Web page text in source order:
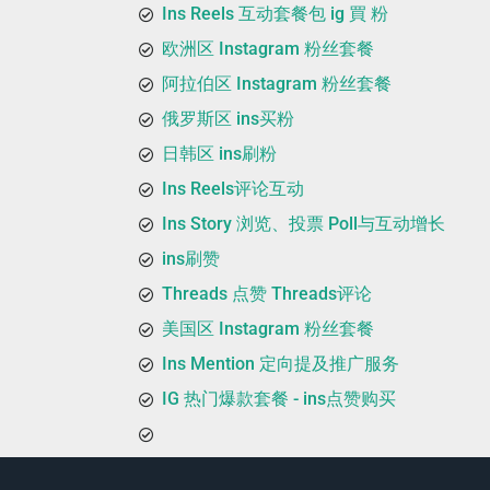
Ins Reels 互动套餐包 ig 買 粉
欧洲区 Instagram 粉丝套餐
阿拉伯区 Instagram 粉丝套餐
俄罗斯区 ins买粉
日韩区 ins刷粉
Ins Reels评论互动
Ins Story 浏览、投票 Poll与互动增长
ins刷赞
Threads 点赞 Threads评论
美国区 Instagram 粉丝套餐
Ins Mention 定向提及推广服务
IG 热门爆款套餐 - ins点赞购买